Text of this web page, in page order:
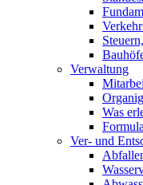
Verwaltung
Was
Ver- und